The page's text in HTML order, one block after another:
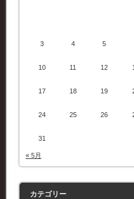
3 4 5
10 11 12
17 18 19
24 25 26
31
« 5月
カテゴリー